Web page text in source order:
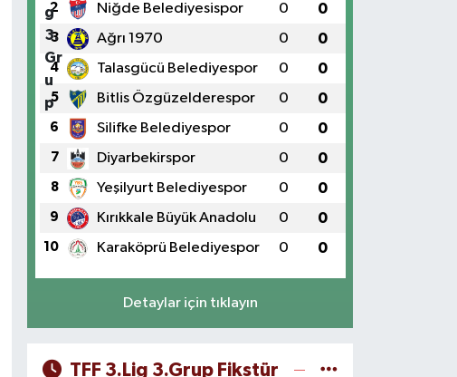
2 Niğde Belediyesispor 0 0
3 Ağrı 1970 0 0
4 Talasgücü Belediyespor 0 0
5 Bitlis Özgüzelderespor 0 0
6 Silifke Belediyespor 0 0
7 Diyarbekirspor 0 0
8 Yeşilyurt Belediyespor 0 0
9 Kırıkkale Büyük Anadolu 0 0
10 Karaköprü Belediyespor 0 0
Detaylar için tıklayın
TFF 3.Lig 3.Grup Fikstür